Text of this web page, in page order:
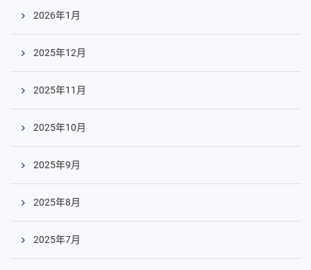
2026年1月
2025年12月
2025年11月
2025年10月
2025年9月
2025年8月
2025年7月